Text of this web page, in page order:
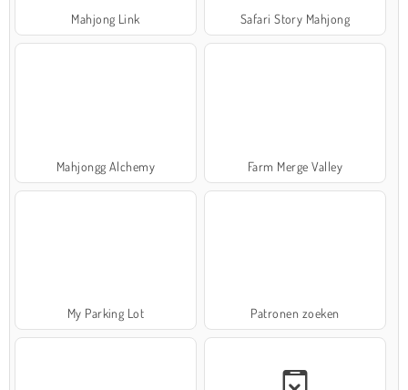
Mahjong Link Safari Story Mahjong
Mahjongg Alchemy Farm Merge Valley
My Parking Lot Patronen zoeken